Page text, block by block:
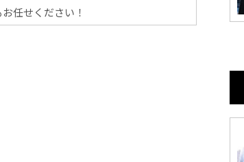
任せください！